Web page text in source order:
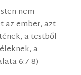
nem
az ember, azt
a testből
a
6:7-8)